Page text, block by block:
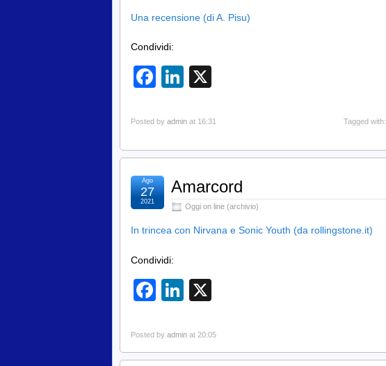
Una recensione (di A. Pisu)
Condividi:
Facebook
LinkedIn
Posted by admin at 16:31 Tagged with:
Amarcord
Oggi on line (archivio)
Ago
27
2021
In trincea con Nirvana e Sonic Youth (da rollingstone.it)
Condividi:
Facebook
LinkedIn
Posted by admin at 20:05